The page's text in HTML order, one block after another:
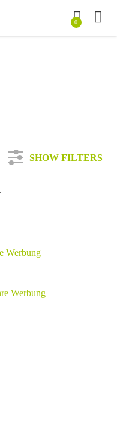
0
SHOW FILTERS
Werbung